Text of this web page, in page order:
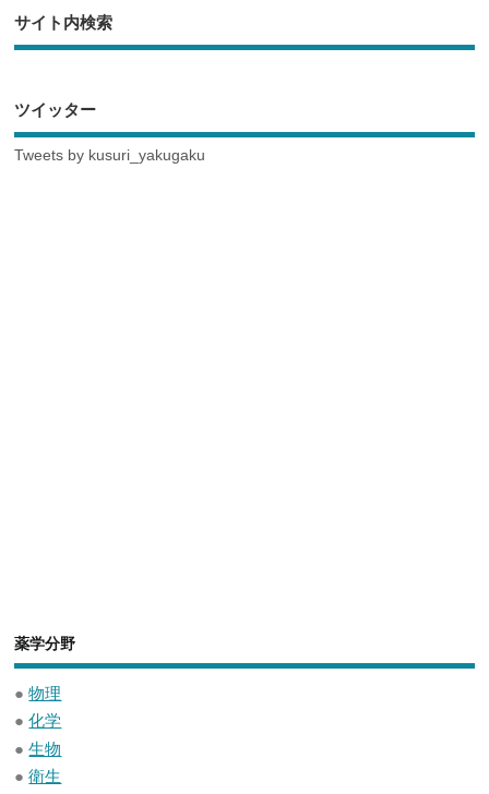
サイト内検索
ツイッター
Tweets by kusuri_yakugaku
薬学分野
●物理
●化学
●生物
●衛生